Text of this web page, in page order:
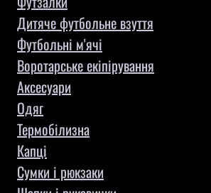
Дитяче футбольне взуття
Футбольні м'ячі
Воротарське екіпірування
Aксесуари
Одяг
Термобілизна
Капці
Сумки і рюкзаки